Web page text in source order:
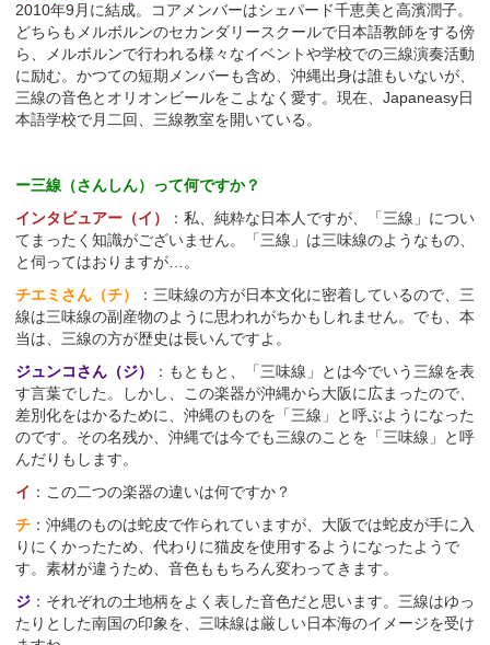
2010年9月に結成。コアメンバーはシェパード千恵美と高濱潤子。
どちらもメルボルンのセカンダリースクールで日本語教師をする傍
ら、メルボルンで行われる様々なイベントや学校での三線演奏活動
に励む。かつての短期メンバーも含め、沖縄出身は誰もいないが、
三線の音色とオリオンビールをこよなく愛す。現在、Japaneasy日
本語学校で月二回、三線教室を開いている。
ー三線（さんしん）って何ですか？
インタビュアー（イ）
：私、純粋な日本人ですが、「三線」につい
てまったく知識がございません。「三線」は三味線のようなもの、
と伺ってはおりますが…。
チエミさん（チ）
：三味線の方が日本文化に密着しているので、三
線は三味線の副産物のように思われがちかもしれません。でも、本
当は、三線の方が歴史は長いんですよ。
ジュンコさん（ジ）
：もともと、「三味線」とは今でいう三線を表
す言葉でした。しかし、この楽器が沖縄から大阪に広まったので、
差別化をはかるために、沖縄のものを「三線」と呼ぶようになった
のです。その名残か、沖縄では今でも三線のことを「三味線」と呼
んだりもします。
イ ：この二つの楽器の違いは何ですか？
チ ：沖縄のものは蛇皮で作られていますが、大阪では蛇皮が手に入
りにくかったため、代わりに猫皮を使用するようになったようで
す。素材が違うため、音色ももちろん変わってきます。
ジ ：それぞれの土地柄をよく表した音色だと思います。三線はゆっ
たりとした南国の印象を、三味線は厳しい日本海のイメージを受け